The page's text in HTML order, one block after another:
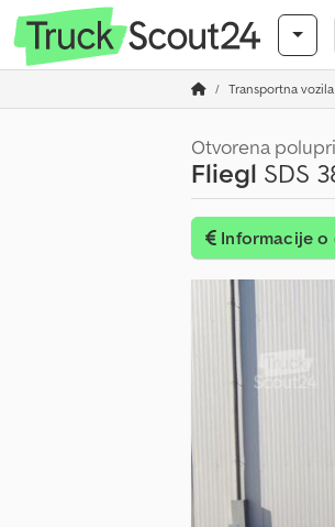
Transportna
Otvorena
Fliegl SDS
Informacije o